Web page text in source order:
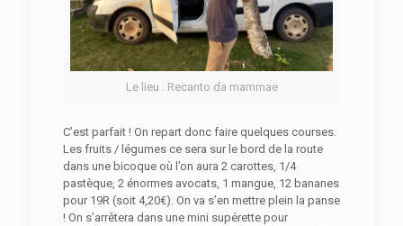
Le lieu : Recanto da mammae
C’est parfait ! On repart donc faire quelques courses.
Les fruits / légumes ce sera sur le bord de la route
dans une bicoque où l’on aura 2 carottes, 1/4
pastèque, 2 énormes avocats, 1 mangue, 12 bananes
pour 19R (soit 4,20€). On va s’en mettre plein la panse
! On s’arrêtera dans une mini supérette pour